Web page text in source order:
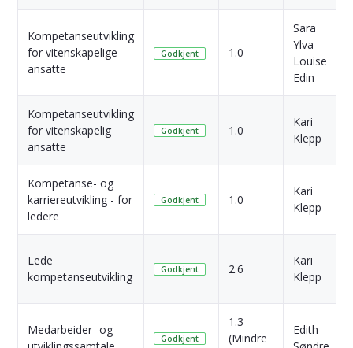
Kompetanseutvikling
for vitenskapelige
ansatte
Godkjent 1.0
Sara
Ylva
Louise
Edin
Kompetanseutvikling
for vitenskapelig
ansatte
Godkjent 1.0
Kari
Klepp
Kompetanse- og
karriereutvikling - for
ledere
Godkjent 1.0
Kari
Klepp
Lede
kompetanseutvikling
Godkjent 2.6
Kari
Klepp
Medarbeider- og
Godkjent
1.3
(Mindre
Edith